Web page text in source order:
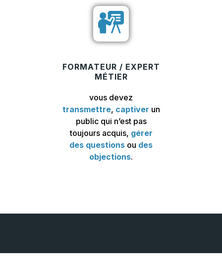
FORMATEUR / EXPERT
MÉTIER
vous devez
transmettre, captiver un
public qui n’est pas
toujours acquis, gérer
des questions ou des
objections.